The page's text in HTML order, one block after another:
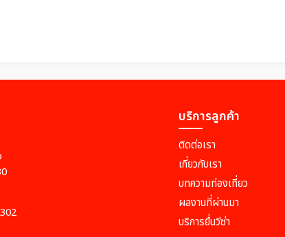
บริการลูกค้า
ติดต่อเรา
เกี่ยวกับเรา
บทความท่องเที่ยว
ผลงานที่ผ่านมา
บริการยื่นวีซ่า